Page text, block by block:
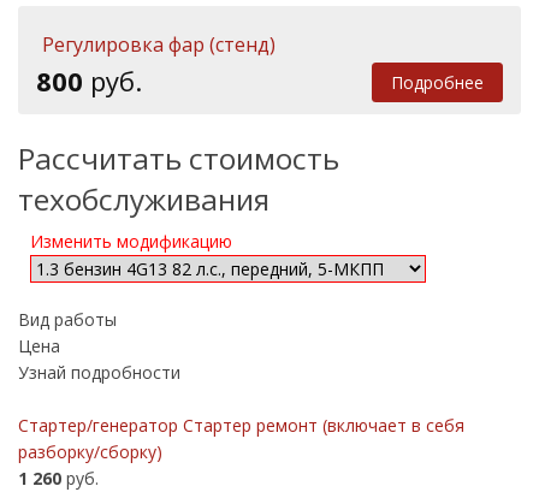
Регулировка фар (стенд)
800 руб. Подробнее
Рассчитать стоимость
техобслуживания
Изменить модификацию
Вид работы
Цена
Узнай подробности
Стартер/генератор Стартер ремонт (включает в себя
разборку/сборку)
1 260 руб.